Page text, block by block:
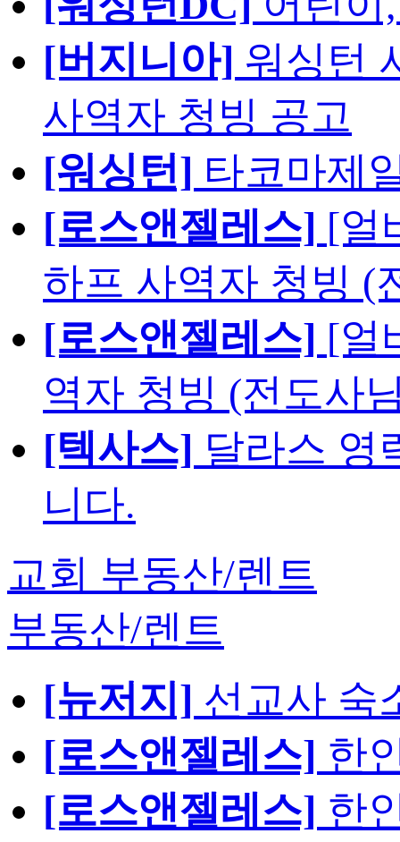
[버지니아] 워싱턴
사역자 청빙 공고
[워싱턴] 타코마제
[로스앤젤레스] [얼
하프 사역자 청빙 (
[로스앤젤레스] [얼
역자 청빙 (전도사
[텍사스] 달라스 영
니다.
교회 부동산/렌트
부동산/렌트
[뉴저지] 선교사 숙
[로스앤젤레스] 한
[로스앤젤레스] 한